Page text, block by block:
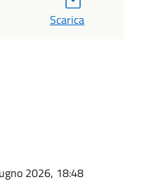
Scarica
2026, 18:48